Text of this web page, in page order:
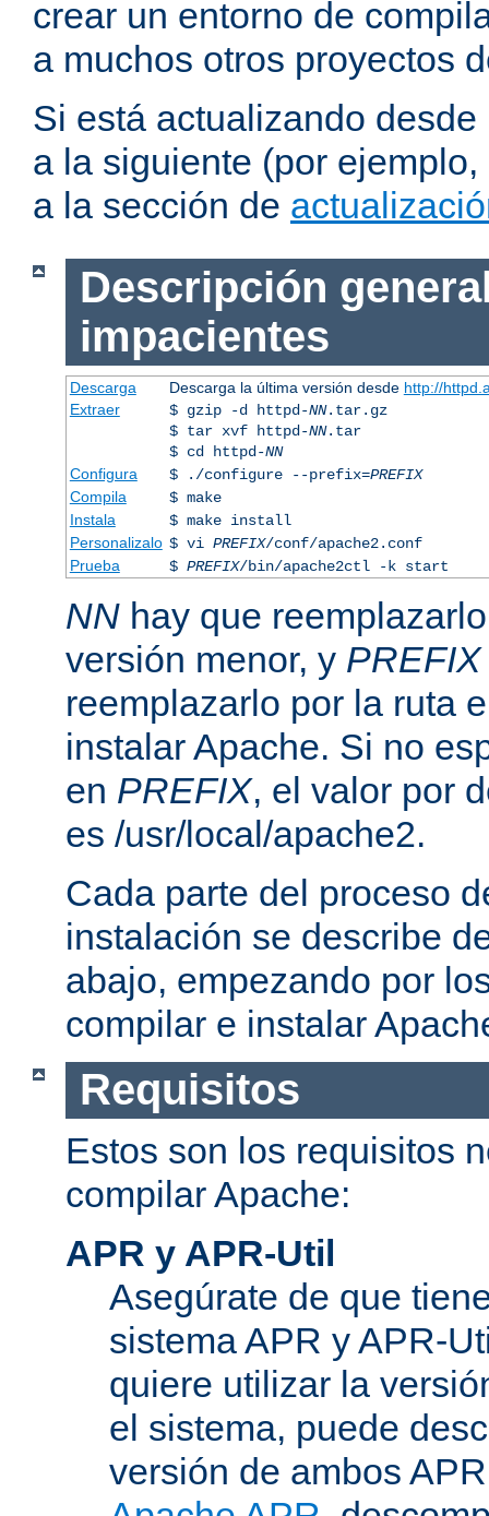
crear un entorno de
a muchos otros proyectos
Si está actualizando
a la siguiente (por
a la sección de
Descripción
impacientes
Descarga Descarga la última versión desde http://
Extraer
$ gzip -d httpd-NN.tar.gz
$ tar xvf httpd-NN.tar
$ cd httpd-NN
Configura
$ ./configure --prefix=PREFIX
Compila
$ make
Instala
$ make install
Personalizalo $ vi PREFIX/conf/apache2.conf
Prueba
$ PREFIX/bin/apache2ctl -k start
NN hay que
versión menor, y PREFIX
reemplazarlo por la ruta
instalar Apache. Si no
en PREFIX, el valor por
es /usr/local/apache2.
Cada parte del proceso
instalación se describe
abajo, empezando por
compilar e instalar
Requisitos
Estos son los requisitos
compilar Apache:
APR y APR-Util
Asegúrate de que
sistema APR y APR-
quiere utilizar la
el sistema, puede
versión de ambos